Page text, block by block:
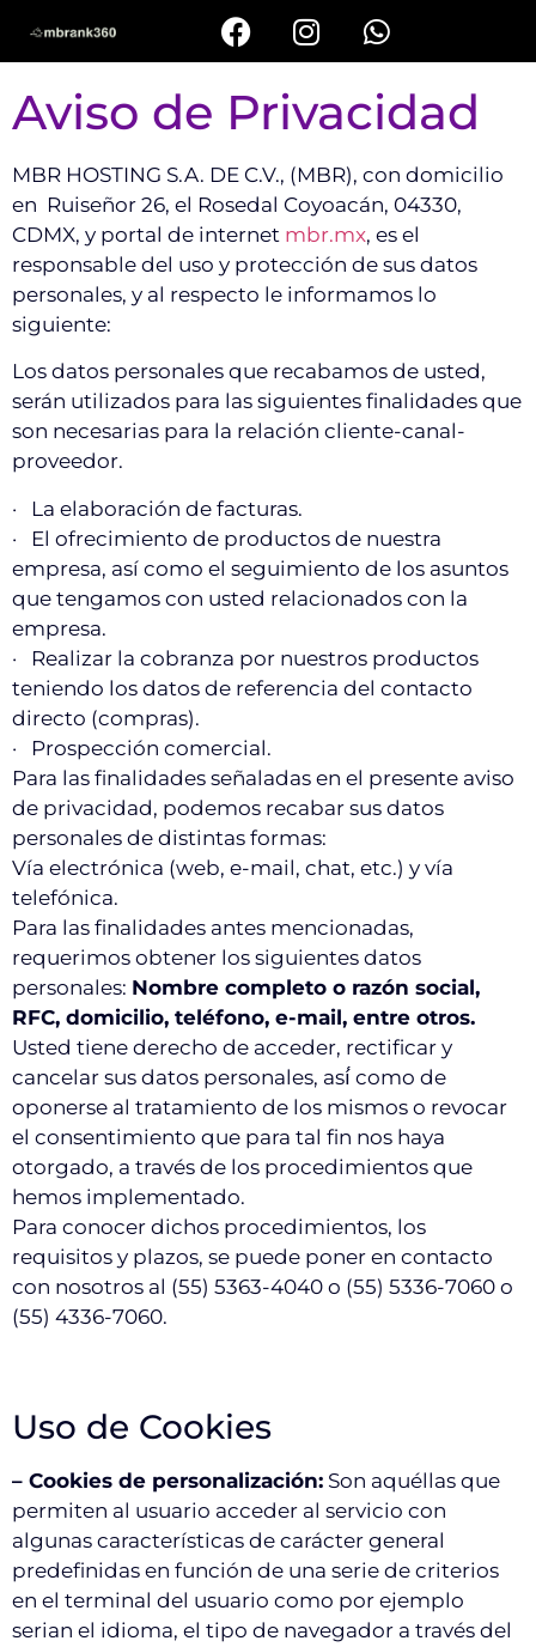
Aviso de Privacidad
MBR HOSTING S.A. DE C.V., (MBR), con domicilio
en Ruiseñor 26, el Rosedal Coyoacán, 04330,
CDMX, y portal de internet mbr.mx, es el
responsable del uso y protección de sus datos
personales, y al respecto le informamos lo
siguiente:
Los datos personales que recabamos de usted,
serán utilizados para las siguientes finalidades que
son necesarias para la relación cliente-canal-
proveedor.
· La elaboración de facturas.
· El ofrecimiento de productos de nuestra
empresa, así como el seguimiento de los asuntos
que tengamos con usted relacionados con la
empresa.
· Realizar la cobranza por nuestros productos
teniendo los datos de referencia del contacto
directo (compras).
· Prospección comercial.
Para las finalidades señaladas en el presente aviso
de privacidad, podemos recabar sus datos
personales de distintas formas:
Vía electrónica (web, e-mail, chat, etc.) y vía
telefónica.
Para las finalidades antes mencionadas,
requerimos obtener los siguientes datos
personales: Nombre completo o razón social,
RFC, domicilio, teléfono, e-mail, entre otros.
Usted tiene derecho de acceder, rectificar y
cancelar sus datos personales, así́ como de
oponerse al tratamiento de los mismos o revocar
el consentimiento que para tal fin nos haya
otorgado, a través de los procedimientos que
hemos implementado.
Para conocer dichos procedimientos, los
requisitos y plazos, se puede poner en contacto
con nosotros al (55) 5363-4040 o (55) 5336-7060 o
(55) 4336-7060.
Uso de Cookies
– Cookies de personalización: Son aquéllas que
permiten al usuario acceder al servicio con
algunas características de carácter general
predefinidas en función de una serie de criterios
en el terminal del usuario como por ejemplo
serian el idioma, el tipo de navegador a través del